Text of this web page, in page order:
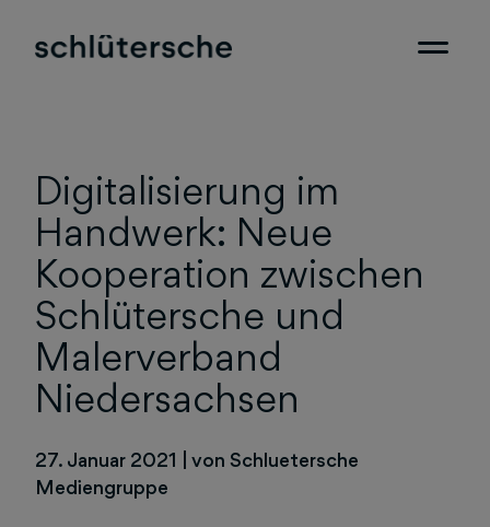
Digitalisierung im
Handwerk: Neue
Kooperation zwischen
Schlütersche und
Malerverband
Niedersachsen
27. Januar 2021
von Schluetersche
Mediengruppe